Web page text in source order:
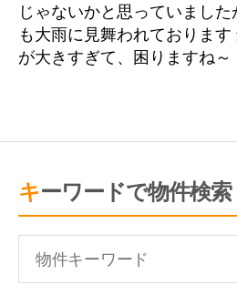
じゃないかと思っていまし
も大雨に見舞われておりま
が大きすぎて、困りますね
キーワードで物件検索